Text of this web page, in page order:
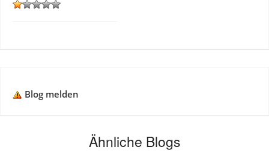
Blog melden
Ähnliche Blogs